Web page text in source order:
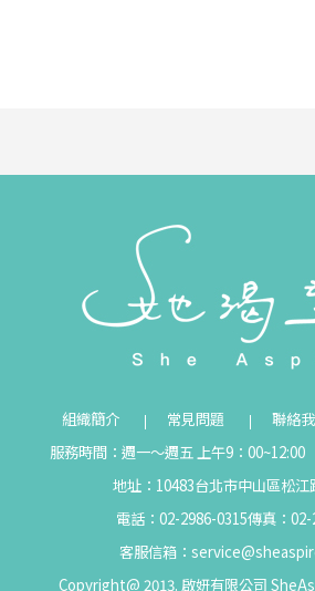
組織簡介 常見問題 聯絡
服務時間：週一～週五 上午9：
地址：10483台北市中山區松江
電話：02-2986-0315傳真：
客服信箱：
Copyright@ 2013. 啟妍有限公司